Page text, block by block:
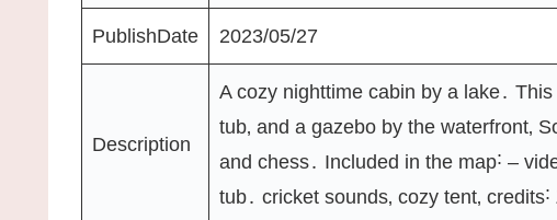
PublishDate 2023/05/27
Description
A cozy nighttime cabin by a lake․
tub‚ and a gazebo by the waterfront‚
and chess․ Included in the map˸ –
tub․ cricket sounds‚ cozy tent‚